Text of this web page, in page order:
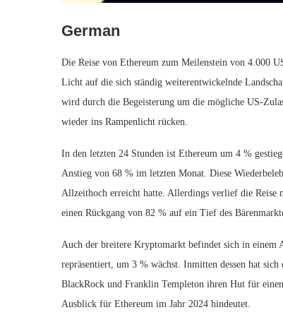
German
Die Reise von Ethereum zum Meilenstein von 4.000
Licht auf die sich ständig weiterentwickelnde
wird durch die Begeisterung um die mögliche US-
wieder ins Rampenlicht rücken.
In den letzten 24 Stunden ist Ethereum um 4 %
Anstieg von 68 % im letzten Monat. Diese
Allzeithoch erreicht hatte. Allerdings verlief die
einen Rückgang von 82 % auf ein Tief des
Auch der breitere Kryptomarkt befindet sich in
repräsentiert, um 3 % wächst. Inmitten dessen hat
BlackRock und Franklin Templeton ihren Hut für
Ausblick für Ethereum im Jahr 2024 hindeutet.